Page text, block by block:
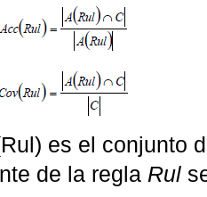
es el conjunto
de la regla Rul